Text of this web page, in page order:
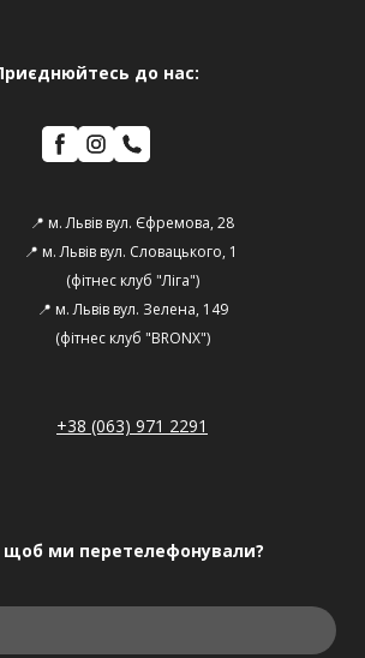
до нас:
📍 м. Львів вул. Єфремова, 28
📍 м. Львів вул. Словацького, 1
(фітнес клуб "Ліга")
📍 м. Львів вул. Зелена, 149
(фітнес клуб "BRONX")
+38 (063) 971 2291
щоб ми перетелефонували?